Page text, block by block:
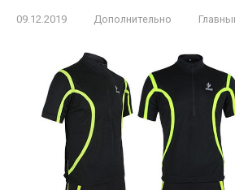
09.12.2019 Дополнительно